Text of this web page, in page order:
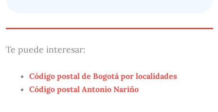
Te puede interesar:
Código postal de Bogotá por localidades
Código postal Antonio Nariño